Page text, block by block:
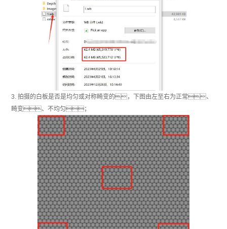
3. 拍摄的白板是否是均匀或对称畸变的，下图由左至右为正常、
畸变、不均匀；